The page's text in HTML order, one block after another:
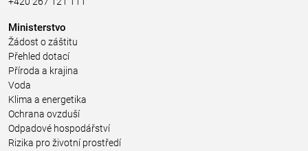
Ministerstvo
Žádost o záštitu
Přehled dotací
Příroda a krajina
Voda
Klima a energetika
Ochrana ovzduší
Odpadové hospodářství
Rizika pro životní prostředí